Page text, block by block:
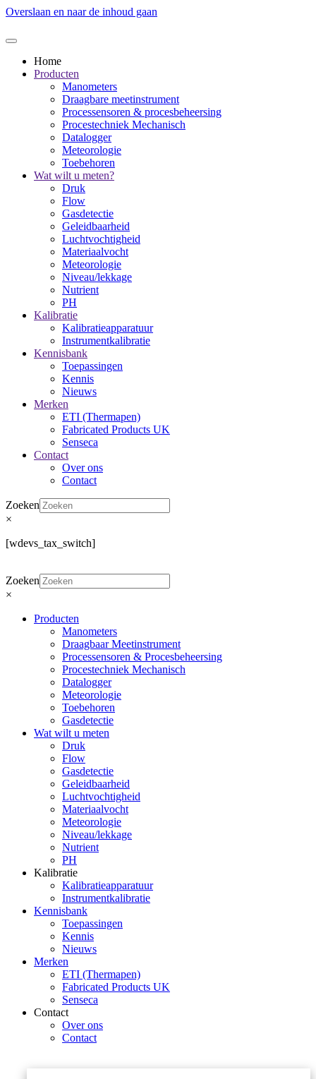
Overslaan en naar de inhoud gaan
Home
Producten
Manometers
Draagbare meetinstrument
Processensoren & procesbeheersing
Procestechniek Mechanisch
Datalogger
Meteorologie
Toebehoren
Wat wilt u meten?
Druk
Flow
Gasdetectie
Geleidbaarheid
Luchtvochtigheid
Materiaalvocht
Meteorologie
Niveau/lekkage
Nutrient
PH
Kalibratie
Kalibratieapparatuur
Instrumentkalibratie
Kennisbank
Toepassingen
Kennis
Nieuws
Merken
ETI (Thermapen)
Fabricated Products UK
Senseca
Contact
Over ons
Contact
Zoeken
×
[wdevs_tax_switch]
Zoeken
×
Producten
Manometers
Draagbaar Meetinstrument
Processensoren & Procesbeheersing
Procestechniek Mechanisch
Datalogger
Meteorologie
Toebehoren
Gasdetectie
Wat wilt u meten
Druk
Flow
Gasdetectie
Geleidbaarheid
Luchtvochtigheid
Materiaalvocht
Meteorologie
Niveau/lekkage
Nutrient
PH
Kalibratie
Kalibratieapparatuur
Instrumentkalibratie
Kennisbank
Toepassingen
Kennis
Nieuws
Merken
ETI (Thermapen)
Fabricated Products UK
Senseca
Contact
Over ons
Contact